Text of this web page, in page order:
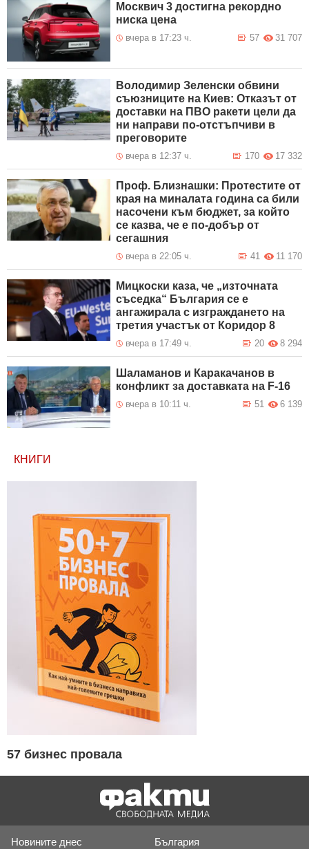
Москвич 3 достигна рекордно
ниска цена
вчера в 17:23 ч. 31 707
57
Володимир Зеленски обвини
съюзниците на Киев: Отказът от
доставки на ПВО ракети цели да
ни направи по-отстъпчиви в
преговорите
вчера в 12:37 ч. 17 332
170
Проф. Близнашки: Протестите от
края на миналата година са били
насочени към бюджет, за който
се казва, че е по-добър от
сегашния
вчера в 22:05 ч. 11 170
41
Мицкоски каза, че „източната
съседка“ България се е
ангажирала с изграждането на
третия участък от Коридор 8
вчера в 17:49 ч. 8 294
20
Шаламанов и Каракачанов в
конфликт за доставката на F-16
вчера в 10:11 ч. 6 139
51
КНИГИ
57 бизнес провала
Новините днес България